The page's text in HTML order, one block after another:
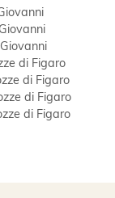
Figaro
Figaro
Figaro
di Figaro